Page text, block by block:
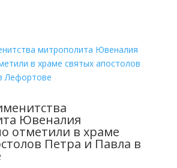
Ювеналия
отметили в храме
Петра и Павла в